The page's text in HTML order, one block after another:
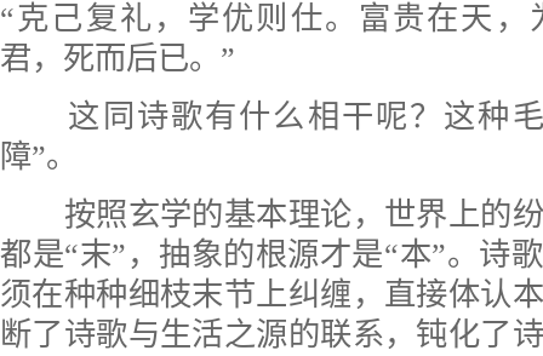
“克己复礼，学优则仕。富贵在天，
君，死而后已。”
这同诗歌有什么相干呢？这种毛
障”。
按照玄学的基本理论，世界上的纷
都是“末”，抽象的根源才是“本”。诗
须在种种细枝末节上纠缠，直接体认
断了诗歌与生活之源的联系，钝化了